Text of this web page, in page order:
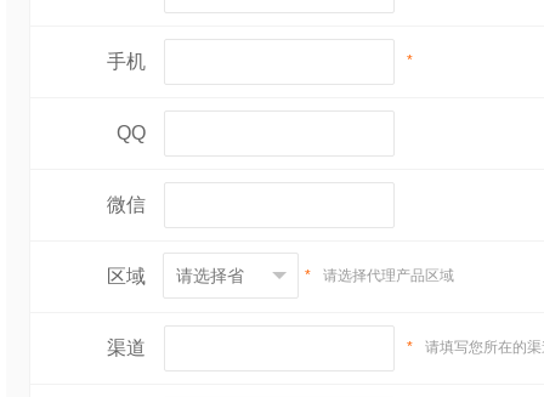
手机 *
QQ
微信
区域 * 请选择代理产品区域
渠道 * 请填写您所在的